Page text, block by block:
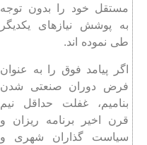
مستقل خود را بدون توجه
به پوشش نیازهای یکدیگر
طی نموده اند.
اگر پیامد فوق را به عنوان
فرض دوران صنعتی شدن
بنامیم، غفلت حداقل نیم
قرن اخیر برنامه‌ ریزان و
سیاست گذاران شهری و